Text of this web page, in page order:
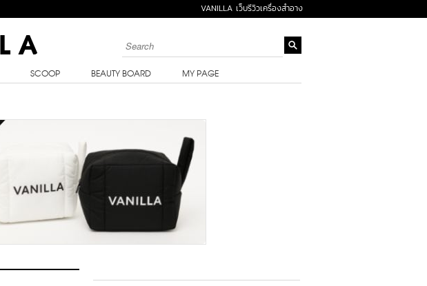
VANILLA เว็บรีวิวเครื่องสำอาง
SCOOP BEAUTY BOARD MY PAGE